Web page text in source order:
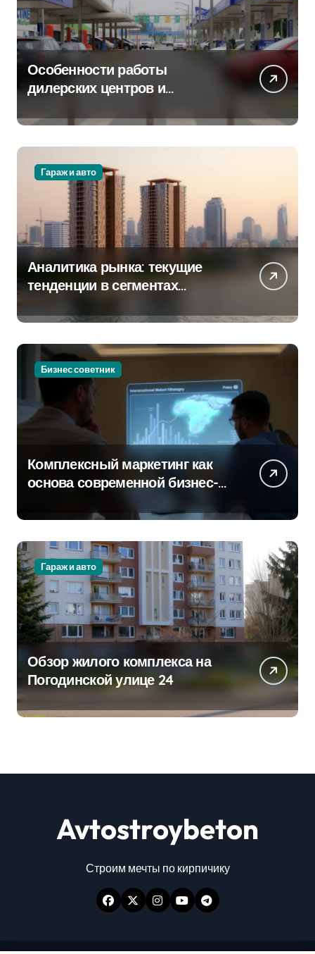
Особенности работы
дилерских центров и
крупных проспектах
Гараж и авто
Аналитика рынка: текущие
тенденции в сегментах
Бизнес советник
Комплексный маркетинг как
основа современной бизнес-
Гараж и авто
Обзор жилого комплекса на
Погодинской улице 24
Avtostroybeton
Строим мечты по кирпичику